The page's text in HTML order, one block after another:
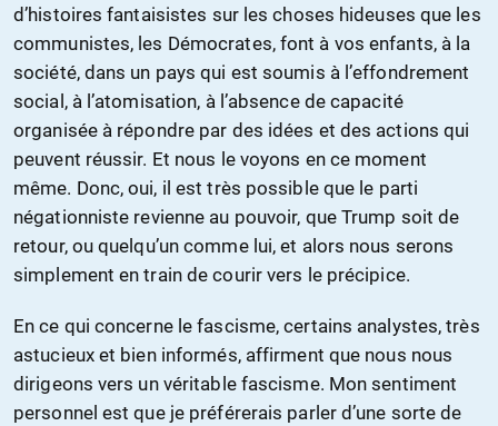
d’histoires fantaisistes sur les choses hideuses que les
communistes, les Démocrates, font à vos enfants, à la
société, dans un pays qui est soumis à l’effondrement
social, à l’atomisation, à l’absence de capacité
organisée à répondre par des idées et des actions qui
peuvent réussir. Et nous le voyons en ce moment
même. Donc, oui, il est très possible que le parti
négationniste revienne au pouvoir, que Trump soit de
retour, ou quelqu’un comme lui, et alors nous serons
simplement en train de courir vers le précipice.
En ce qui concerne le fascisme, certains analystes, très
astucieux et bien informés, affirment que nous nous
dirigeons vers un véritable fascisme. Mon sentiment
personnel est que je préférerais parler d’une sorte de